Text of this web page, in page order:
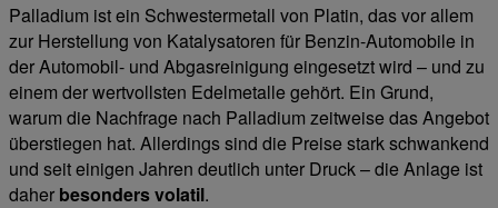
Palladium ist ein Schwestermetall von Platin, das vor allem
zur Herstellung von Katalysatoren für Benzin-Automobile in
der Automobil- und Abgasreinigung eingesetzt wird – und zu
einem der wertvollsten Edelmetalle gehört. Ein Grund,
warum die Nachfrage nach Palladium zeitweise das Angebot
überstiegen hat. Allerdings sind die Preise stark schwankend
und seit einigen Jahren deutlich unter Druck – die Anlage ist
daher besonders volatil.